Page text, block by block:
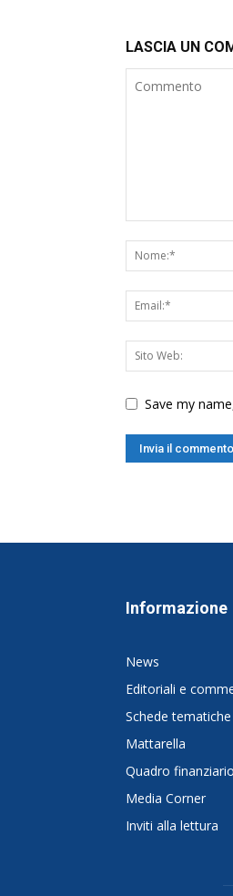
LASCIA UN
Save my
Informazione
News
Editoriali e
Schede tematiche
Mattarella
Quadro
Media Corner
Inviti alla lettura